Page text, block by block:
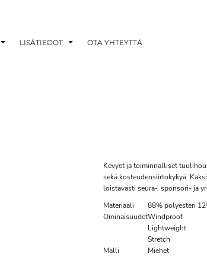
LISÄTIEDOT OTA YHTEYTTÄ
Kevyet ja toiminnalliset
sekä kosteudensiirtokykyä.
loistavasti seura-, sponsori- ja
Materiaali
88% polyesteri
OminaisuudetWindproof
Lightweight
Stretch
Malli
Miehet